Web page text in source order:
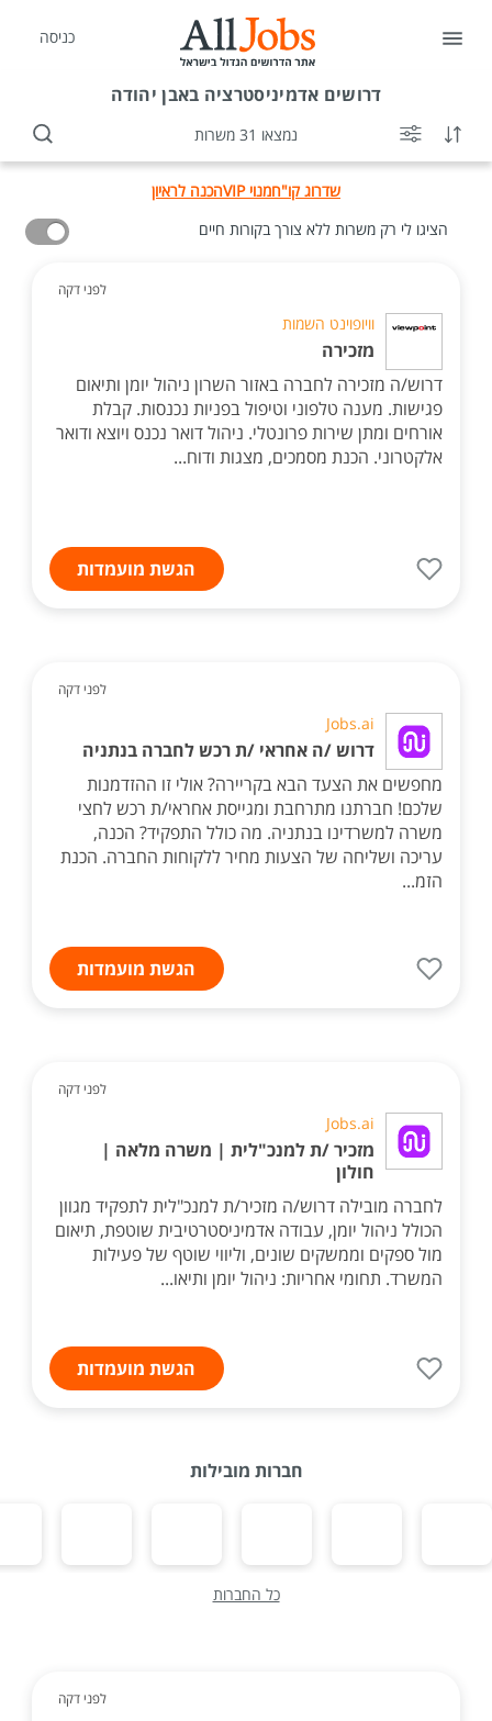
כניסה
דרושים אדמיניסטרציה באבן יהודה
נמצאו 31 משרות
שדרוג קו"חמנוי VIP
הכנה לראיון
הציגו לי רק משרות ללא צורך בקורות חיים
לפני דקה
וויופוינט השמות
מזכירה
דרוש/ה מזכירה לחברה באזור השרון ניהול יומן ותיאום
פגישות. מענה טלפוני וטיפול בפניות נכנסות. קבלת
אורחים ומתן שירות פרונטלי. ניהול דואר נכנס ויוצא ודואר
אלקטרוני. הכנת מסמכים, מצגות ודוח...
הגשת מועמדות
לפני דקה
Jobs.ai
דרוש /ה אחראי /ת רכש לחברה בנתניה
מחפשים את הצעד הבא בקריירה? אולי זו ההזדמנות
שלכם! חברתנו מתרחבת ומגייסת אחראי/ת רכש לחצי
משרה למשרדינו בנתניה. מה כולל התפקיד? הכנה,
עריכה ושליחה של הצעות מחיר ללקוחות החברה. הכנת
הזמ...
הגשת מועמדות
לפני דקה
Jobs.ai
מזכיר /ת למנכ"לית | משרה מלאה |
חולון
לחברה מובילה דרוש/ה מזכיר/ת למנכ"לית לתפקיד מגוון
הכולל ניהול יומן, עבודה אדמיניסטרטיבית שוטפת, תיאום
מול ספקים וממשקים שונים, וליווי שוטף של פעילות
המשרד. תחומי אחריות: ניהול יומן ותיאו...
הגשת מועמדות
חברות מובילות
כל החברות
לפני דקה